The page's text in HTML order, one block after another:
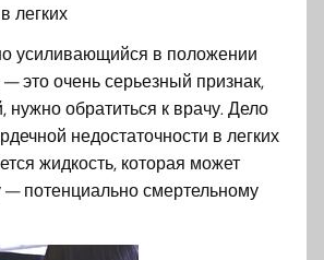
легких
усиливающийся в положении
это очень серьезный признак,
нужно обратиться к врачу. Дело
недостаточности в легких
жидкость, которая может
— потенциально смертельному